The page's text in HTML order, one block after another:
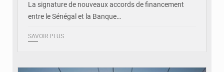
La signature de nouveaux accords de financement
entre le Sénégal et la Banque…
SAVOIR PLUS